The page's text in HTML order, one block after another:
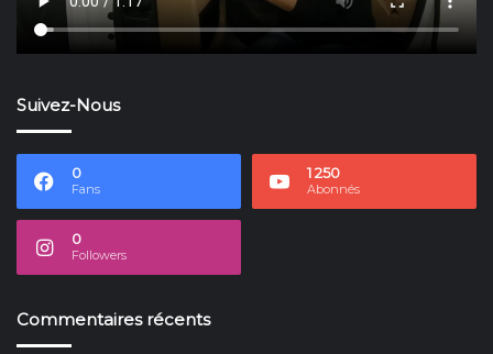
Suivez-Nous
0
Fans
1 250
Abonnés
0
Followers
Commentaires récents